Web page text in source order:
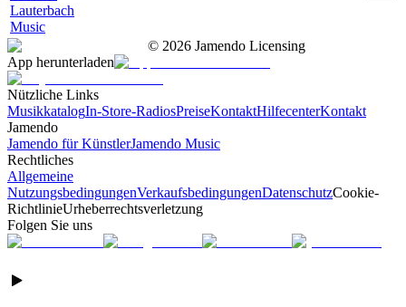
Lauterbach
Music
© 2026 Jamendo Licensing
App herunterladen
Nützliche Links
MusikkatalogIn-Store-RadiosPreiseKontaktHilfecenterKontakt
Jamendo
Jamendo für KünstlerJamendo Music
Rechtliches
Allgemeine
NutzungsbedingungenVerkaufsbedingungenDatenschutzCookie-
RichtlinieUrheberrechtsverletzung
Folgen Sie uns